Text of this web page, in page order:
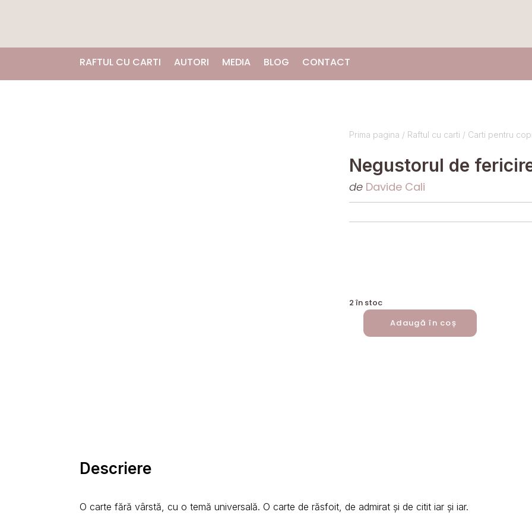
RAFTUL CU CARTI AUTORI MEDIA BLOG CONTACT
Prima pagina / Raftul cu carti / Carti pentru
Negustorul de
de Davide Cali
2 în stoc
CANTITATE
Adaugă în coș
Descriere
O carte fără vârstă, cu o temă universală. O carte de răsfoit, de admirat și de citit iar și iar.